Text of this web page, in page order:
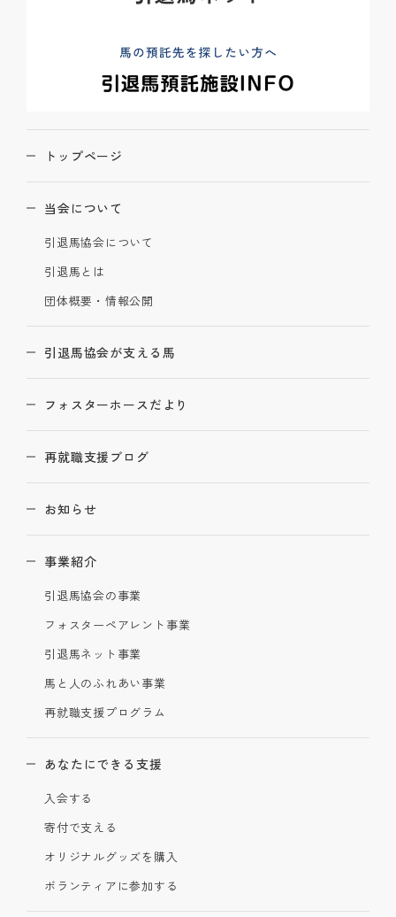
トップページ
当会について
引退馬協会について
引退馬とは
団体概要・情報公開
引退馬協会が支える馬
フォスターホースだより
再就職支援ブログ
お知らせ
事業紹介
引退馬協会の事業
フォスターペアレント事業
引退馬ネット事業
馬と人のふれあい事業
再就職支援プログラム
あなたにできる支援
入会する
寄付で支える
オリジナルグッズを購入
ボランティアに参加する